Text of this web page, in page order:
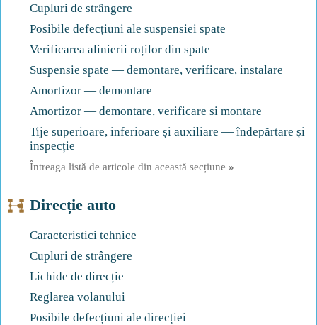
Cupluri de strângere
Posibile defecțiuni ale suspensiei spate
Verificarea alinierii roților din spate
Suspensie spate — demontare, verificare, instalare
Amortizor — demontare
Amortizor — demontare, verificare si montare
Tije superioare, inferioare și auxiliare — îndepărtare și
inspecție
Întreaga listă de articole din această secțiune »
Direcție auto
Caracteristici tehnice
Cupluri de strângere
Lichide de direcție
Reglarea volanului
Posibile defecțiuni ale direcției